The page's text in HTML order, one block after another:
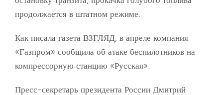
продолжается в штатном режиме.
Как писала газета ВЗГЛЯД, в апреле компания
«Газпром» сообщила об атаке беспилотников на
компрессорную станцию «Русская».
Пресс-секретарь президента России Дмитрий